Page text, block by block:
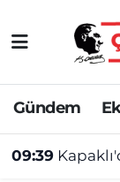
Gündem
09:39
Asayiş
Gündem
Tekirdağ